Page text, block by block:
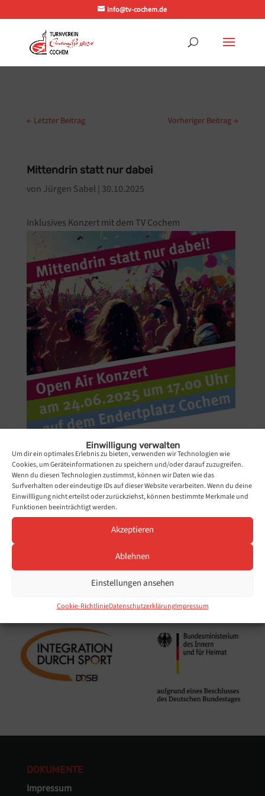
Einwilligung verwalten
Um dir ein optimales Erlebnis zu bieten, verwenden wir Technologien wie
Cookies, um Geräteinformationen zu speichern und/oder darauf zuzugreifen.
Wenn du diesen Technologien zustimmst, können wir Daten wie das
Surfverhalten oder eindeutige IDs auf dieser Website verarbeiten. Wenn du deine
Einwillligung nicht erteilst oder zurückziehst, können bestimmte Merkmale und
Funktionen beeinträchtigt werden.
Akzeptieren
Ablehnen
Einstellungen ansehen
Cookie-RichtlinieDatenschutzerklärungImpressum
info@tv-cochem.de
← Letzter Beitrag Vorheriger Beitrag→
Mittendrin statt nur dabei
von Jürgen Sabel | 30.10.2025
Inklusives Konzert mit dem TV Cochem
DOKUMENTE
Impressum